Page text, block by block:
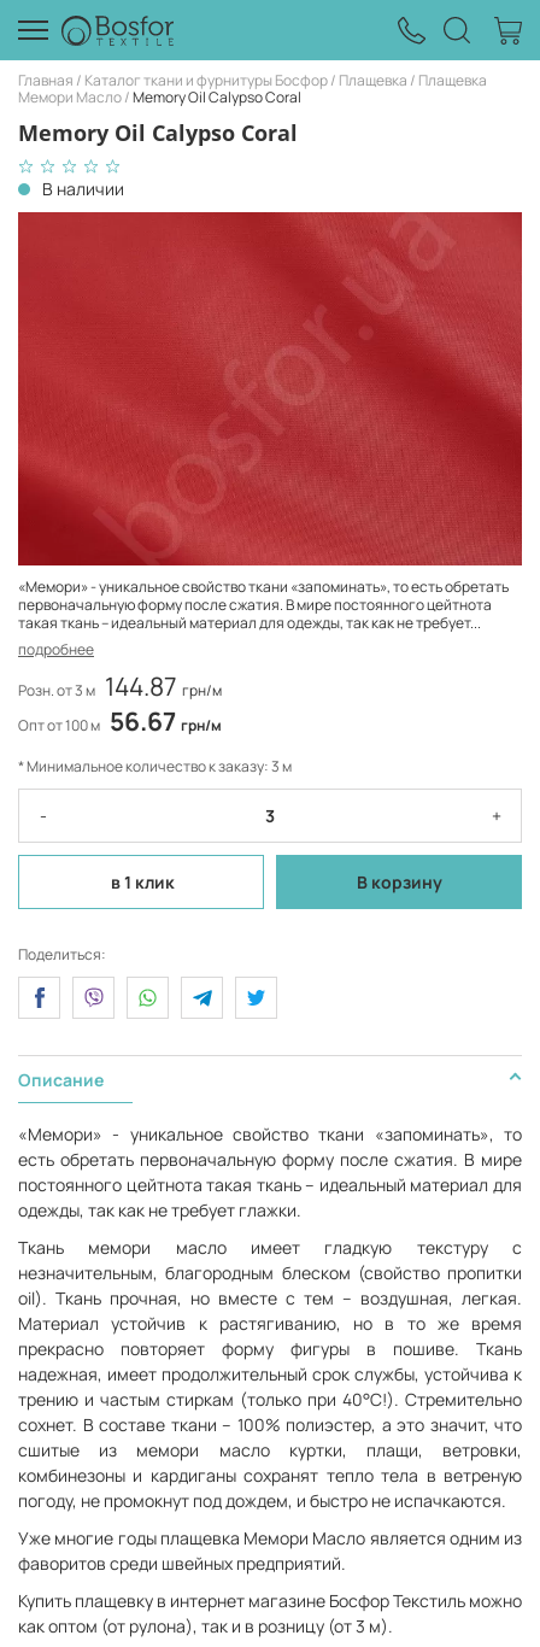
Главная Каталог ткани и фурнитуры Босфор Плащевка
Плащевка
Мемори Масло Memory Oil Calypso Coral
Memory Oil Calypso Coral
В наличии
«Мемори» - уникальное свойство ткани «запоминать», то есть обретать
первоначальную форму после сжатия. В мире постоянного цейтнота
такая ткань – идеальный материал для одежды, так как не требует...
подробнее
Розн. от 3 м 144.87 грн/м
Опт от 100 м 56.67 грн/м
* Минимальное количество к заказу: 3 м
- +
в 1 клик В корзину
Поделиться:
Описание
«Мемори» - уникальное свойство ткани «запоминать», то
есть обретать первоначальную форму после сжатия. В мире
постоянного цейтнота такая ткань – идеальный материал для
одежды, так как не требует глажки.
Ткань мемори масло имеет гладкую текстуру с
незначительным, благородным блеском (свойство пропитки
oil). Ткань прочная, но вместе с тем – воздушная, легкая.
Материал устойчив к растягиванию, но в то же время
прекрасно повторяет форму фигуры в пошиве. Ткань
надежная, имеет продолжительный срок службы, устойчива к
трению и частым стиркам (только при 40°С!). Стремительно
сохнет. В составе ткани – 100% полиэстер, а это значит, что
сшитые из мемори масло куртки, плащи, ветровки,
комбинезоны и кардиганы сохранят тепло тела в ветреную
погоду, не промокнут под дождем, и быстро не испачкаются.
Уже многие годы плащевка Мемори Масло является одним из
фаворитов среди швейных предприятий.
Купить плащевку в интернет магазине Босфор Текстиль можно
как оптом (от рулона), так и в розницу (от 3 м).